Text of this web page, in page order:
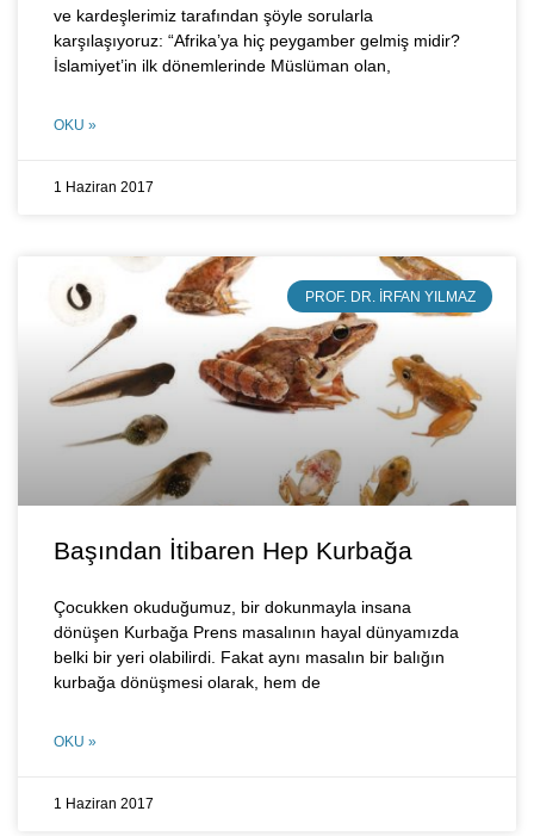
ve kardeşlerimiz tarafından şöyle sorularla
karşılaşıyoruz: “Afrika’ya hiç peygamber gelmiş midir?
İslamiyet’in ilk dönemlerinde Müslüman olan,
OKU »
1 Haziran 2017
PROF. DR. İRFAN YILMAZ
Başından İtibaren Hep Kurbağa
Çocukken okuduğumuz, bir dokunmayla insana
dönüşen Kurbağa Prens masalının hayal dünyamızda
belki bir yeri olabilirdi. Fakat aynı masalın bir balığın
kurbağa dönüşmesi olarak, hem de
OKU »
1 Haziran 2017